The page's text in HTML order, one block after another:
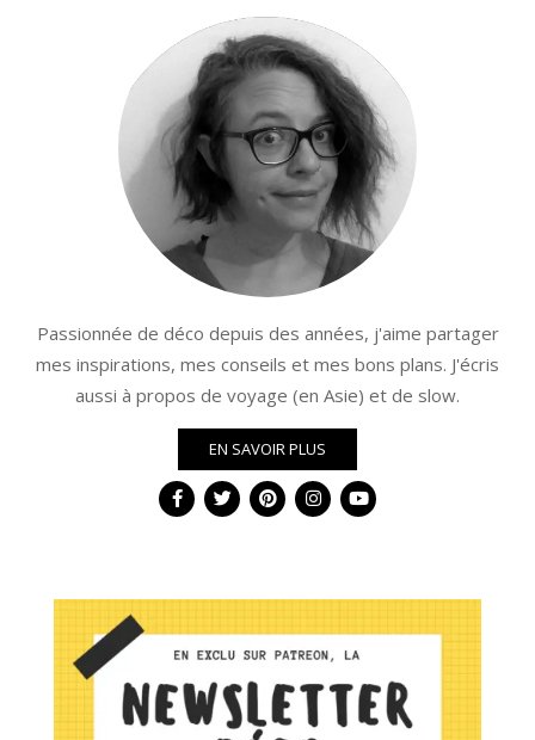
Passionnée de déco depuis des années, j'aime partager
mes inspirations, mes conseils et mes bons plans. J'écris
aussi à propos de voyage (en Asie) et de slow.
EN SAVOIR PLUS